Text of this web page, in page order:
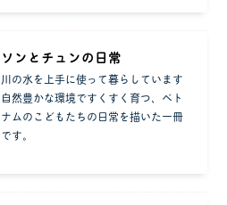
ソンとチュンの日常
川の水を上手に使って暮らしています
自然豊かな環境ですくすく育つ、ベト
ナムのこどもたちの日常を描いた一冊
です。